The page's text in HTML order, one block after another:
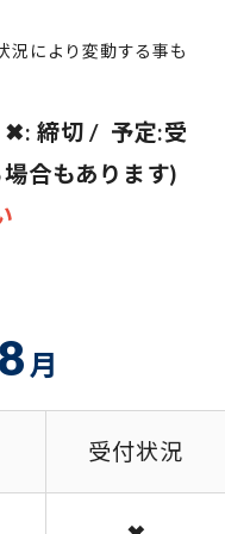
況により変動する事も
締切 / 予定:受
合もあります)
8 月
受付状況